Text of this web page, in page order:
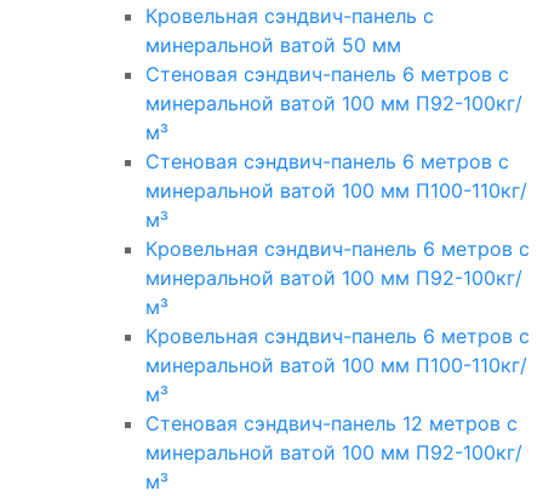
Кровельная сэндвич-панель с
минеральной ватой 50 мм
Стеновая сэндвич-панель 6 метров с
минеральной ватой 100 мм П92-100кг/
м³
Стеновая сэндвич-панель 6 метров с
минеральной ватой 100 мм П100-110кг/
м³
Кровельная сэндвич-панель 6 метров с
минеральной ватой 100 мм П92-100кг/
м³
Кровельная сэндвич-панель 6 метров с
минеральной ватой 100 мм П100-110кг/
м³
Стеновая сэндвич-панель 12 метров с
минеральной ватой 100 мм П92-100кг/
м³